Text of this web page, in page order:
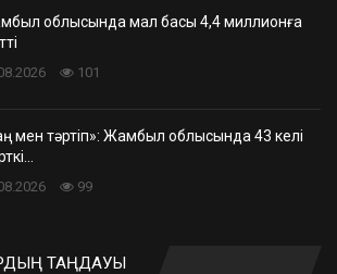
облысында мал басы 4,4 миллионға
101
мен тәртіп»: Жамбыл облысында 43 келі
99
ТАҢДАУЫ